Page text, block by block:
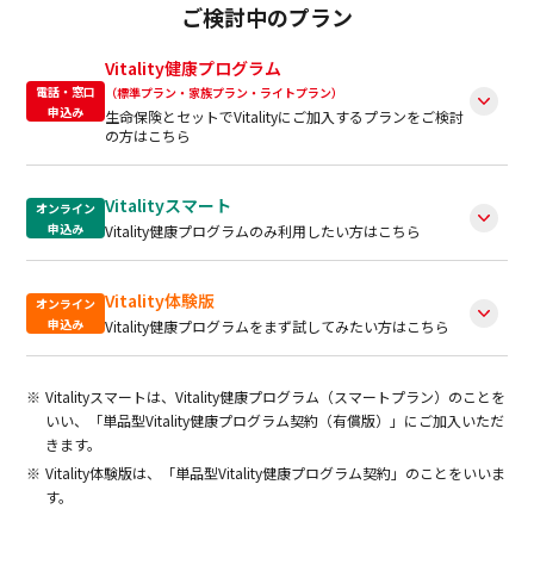
ご検討中のプラン
電話・窓口
申込み
Vitality健康プログラム
（標準プラン・家族プラン・ライトプラン）
生命保険とセットでVitalityにご加入するプランをご検討
の方はこちら
オンライン
申込み
Vitalityスマート
Vitality健康プログラムのみ利用したい方はこちら
オンライン
申込み
Vitality体験版
Vitality健康プログラムをまず試してみたい方はこちら
Vitalityスマートは、Vitality健康プログラム（スマートプラン）のことを
いい、「単品型Vitality健康プログラム契約（有償版）」にご加入いただ
きます。
Vitality体験版は、「単品型Vitality健康プログラム契約」のことをいいま
す。